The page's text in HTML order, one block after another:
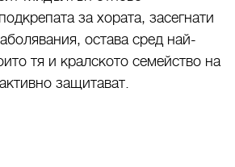
за хората, засегнати
остава сред най-
тя и кралското семейство на
защитават.